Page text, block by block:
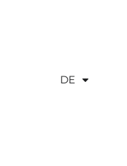
DE
EN